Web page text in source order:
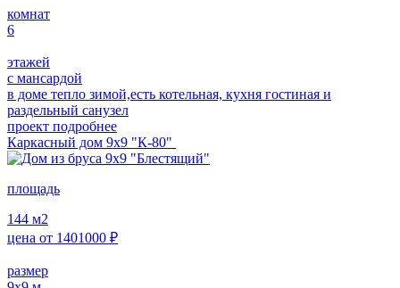
комнат
6
этажей
с мансардой
в доме тепло зимой,есть котельная, кухня гостиная и
раздельный санузел
проект подробнее
Каркасный дом 9х9 "К-80"
площадь
144 м2
цена от 1401000 ₽
размер